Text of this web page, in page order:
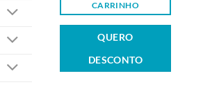
CARRINHO
QUERO
DESCONTO